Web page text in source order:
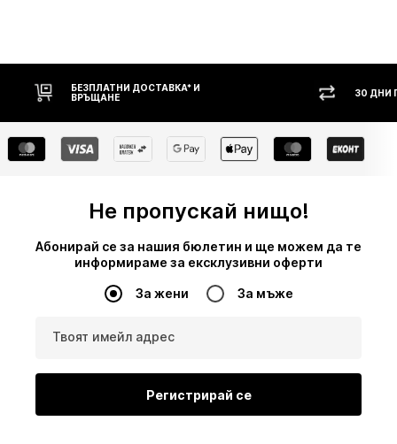
30 ДНИ ПРАВО НА ВРЪЩАНЕ
Не пропускай нищо!
Абонирай се за нашия бюлетин и ще можем да те
информираме за ексклузивни оферти
За жени За мъже
Твоят имейл адрес
Регистрирай се